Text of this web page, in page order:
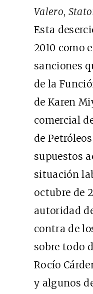
Valero,
Esta
2010 como
sanciones
de la
de Karen
comercial
de
supuestos
situación
octubre de
autoridad
contra de
sobre todo
Rocío
y algunos